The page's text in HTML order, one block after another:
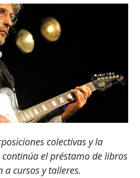
colectivas y la
el préstamo de libros
cursos y talleres.